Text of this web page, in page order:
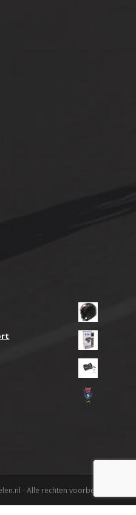
- Alle rechten voorbehouden.